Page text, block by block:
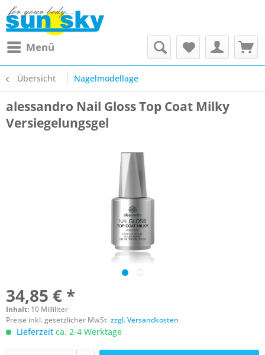
Menü
Übersicht Nagelmodellage
alessandro Nail Gloss Top Coat Milky
Versiegelungsgel
34,85 € *
Inhalt: 10 Milliliter
Preise inkl. gesetzlicher MwSt.zzgl. Versandkosten
Lieferzeit ca. 2-4 Werktage